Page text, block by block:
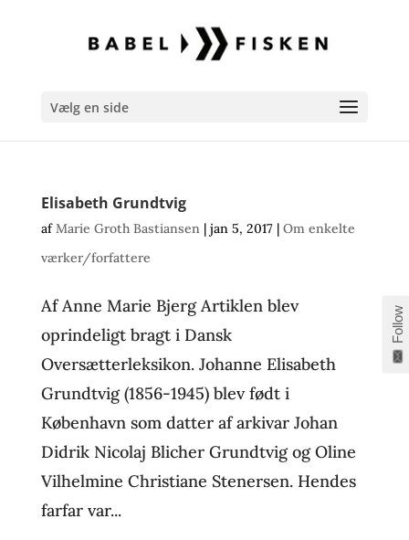
Vælg en side
Elisabeth Grundtvig
afMarie Groth Bastiansen| jan 5, 2017| Om enkelte
værker/forfattere
Af Anne Marie Bjerg Artiklen blev
oprindeligt bragt i Dansk
Oversætterleksikon. Johanne Elisabeth
Grundtvig (1856-1945) blev født i
København som datter af arkivar Johan
Didrik Nicolaj Blicher Grundtvig og Oline
Vilhelmine Christiane Stenersen. Hendes
farfar var...
Follow